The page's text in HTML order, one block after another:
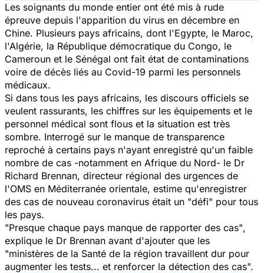
Les soignants du monde entier ont été mis à rude
épreuve depuis l'apparition du virus en décembre en
Chine. Plusieurs pays africains, dont l'Egypte, le Maroc,
l'Algérie, la République démocratique du Congo, le
Cameroun et le Sénégal ont fait état de contaminations
voire de décès liés au Covid-19 parmi les personnels
médicaux.
Si dans tous les pays africains, les discours officiels se
veulent rassurants, les chiffres sur les équipements et le
personnel médical sont flous et la situation est très
sombre. Interrogé sur le manque de transparence
reproché à certains pays n'ayant enregistré qu'un faible
nombre de cas -notamment en Afrique du Nord- le Dr
Richard Brennan, directeur régional des urgences de
l'OMS en Méditerranée orientale, estime qu'enregistrer
des cas de nouveau coronavirus était un "défi" pour tous
les pays.
"Presque chaque pays manque de rapporter des cas",
explique le Dr Brennan avant d'ajouter que les
"ministères de la Santé de la région travaillent dur pour
augmenter les tests... et renforcer la détection des cas".